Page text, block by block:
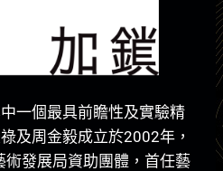
一個最具前瞻性及實驗精
及周金毅成立於2002年，
發展局資助團體，首任藝